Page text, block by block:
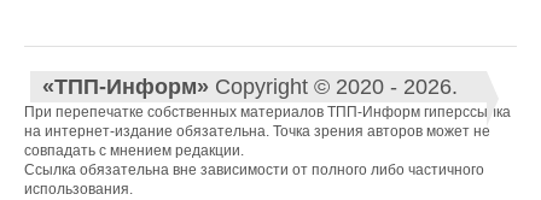
«ТПП-Информ» Copyright © 2020 - 2026.
При перепечатке собственных материалов ТПП-Информ гиперссылка
на интернет-издание обязательна. Точка зрения авторов может не
совпадать с мнением редакции.
Ссылка обязательна вне зависимости от полного либо частичного
использования.